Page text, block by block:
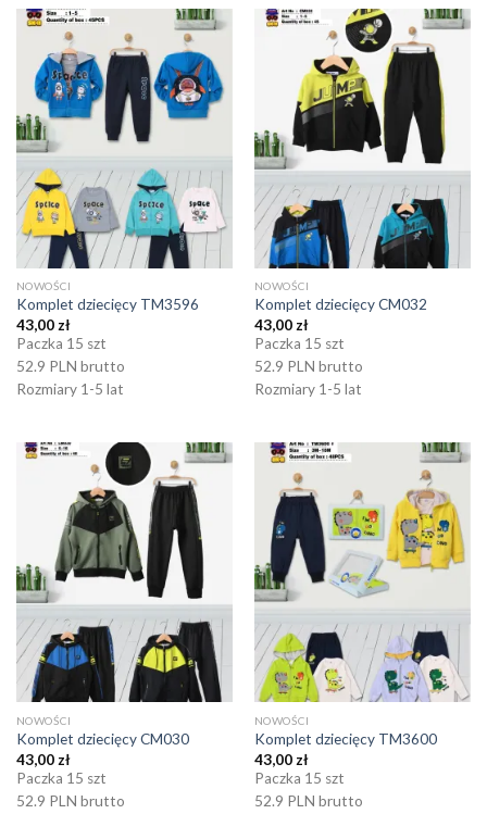
NOWOŚCI
Komplet dziecięcy TM3596
43,00 zł
Paczka 15 szt
52.9 PLN brutto
Rozmiary 1-5 lat
NOWOŚCI
Komplet dziecięcy CM032
43,00 zł
Paczka 15 szt
52.9 PLN brutto
Rozmiary 1-5 lat
NOWOŚCI
Komplet dziecięcy CM030
43,00 zł
Paczka 15 szt
52.9 PLN brutto
NOWOŚCI
Komplet dziecięcy TM3600
43,00 zł
Paczka 15 szt
52.9 PLN brutto